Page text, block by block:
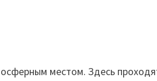
местом. Здесь